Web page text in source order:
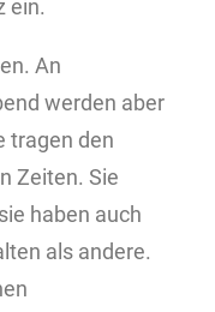
ein.
An
werden aber
tragen den
Zeiten. Sie
haben auch
als andere.